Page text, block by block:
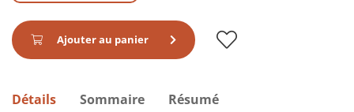
Ajouter au panier
Détails Sommaire Résumé